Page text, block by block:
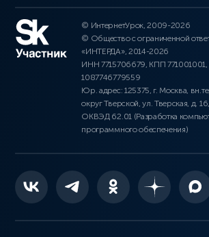
© ИнтернетУрок, 2009-2026
© Общество с ограниченной
«ИНТЕРДА», 2014-2026
ИНН 7715706679, КПП
1087746779559
Юр. адрес: 125375, г. Москва,
округ Тверской, ул. Тверская, д.
ОКВЭД 62.01 (Разработка
программного обеспечения)